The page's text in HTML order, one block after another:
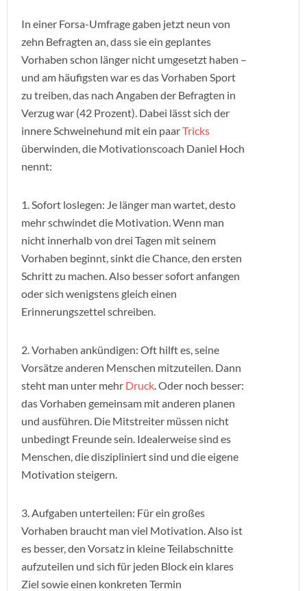
In einer Forsa-Umfrage gaben jetzt neun von
zehn Befragten an, dass sie ein geplantes
Vorhaben schon länger nicht umgesetzt haben –
und am häufigsten war es das Vorhaben Sport
zu treiben, das nach Angaben der Befragten in
Verzug war (42 Prozent). Dabei lässt sich der
innere Schweinehund mit ein paarTricks
überwinden, die Motivationscoach Daniel Hoch
nennt:
1. Sofort loslegen: Je länger man wartet, desto
mehr schwindet die Motivation. Wenn man
nicht innerhalb von drei Tagen mit seinem
Vorhaben beginnt, sinkt die Chance, den ersten
Schritt zu machen. Also besser sofort anfangen
oder sich wenigstens gleich einen
Erinnerungszettel schreiben.
2. Vorhaben ankündigen: Oft hilft es, seine
Vorsätze anderen Menschen mitzuteilen. Dann
steht man unter mehr Druck. Oder noch besser:
das Vorhaben gemeinsam mit anderen planen
und ausführen. Die Mitstreiter müssen nicht
unbedingt Freunde sein. Idealerweise sind es
Menschen, die diszipliniert sind und die eigene
Motivation steigern.
3. Aufgaben unterteilen: Für ein großes
Vorhaben braucht man viel Motivation. Also ist
es besser, den Vorsatz in kleine Teilabschnitte
aufzuteilen und sich für jeden Block ein klares
Ziel sowie einen konkreten Termin